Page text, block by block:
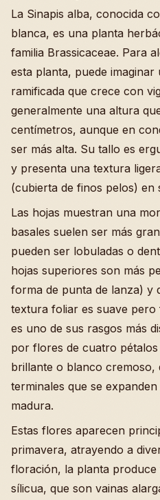
La Sinapis alba, conocida
blanca, es una planta
familia Brassicaceae. Para
esta planta, puede
ramificada que crece con
generalmente una altura
centímetros, aunque en
ser más alta. Su tallo es
y presenta una textura
(cubierta de finos pelos) en
Las hojas muestran una
basales suelen ser más
pueden ser lobuladas o
hojas superiores son más
forma de punta de lanza) y
textura foliar es suave
es uno de sus rasgos más
por flores de cuatro
brillante o blanco cremoso,
terminales que se
madura.
Estas flores aparecen
primavera, atrayendo a
floración, la planta
sílicua, que son vainas